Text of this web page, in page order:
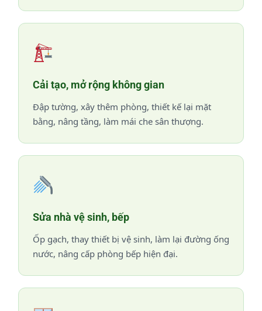
Cải tạo, mở rộng không gian
Đập tường, xây thêm phòng, thiết kế lại mặt
bằng, nâng tầng, làm mái che sân thượng.
Sửa nhà vệ sinh, bếp
Ốp gạch, thay thiết bị vệ sinh, làm lại đường ống
nước, nâng cấp phòng bếp hiện đại.